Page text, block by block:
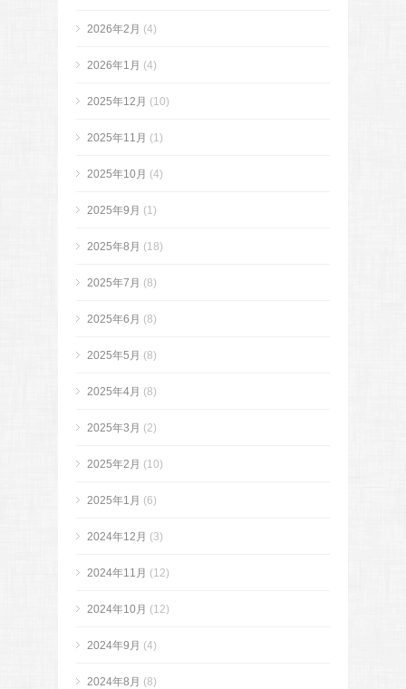
2026年2月 (4)
2026年1月 (4)
2025年12月 (10)
2025年11月 (1)
2025年10月 (4)
2025年9月 (1)
2025年8月 (18)
2025年7月 (8)
2025年6月 (8)
2025年5月 (8)
2025年4月 (8)
2025年3月 (2)
2025年2月 (10)
2025年1月 (6)
2024年12月 (3)
2024年11月 (12)
2024年10月 (12)
2024年9月 (4)
2024年8月 (8)